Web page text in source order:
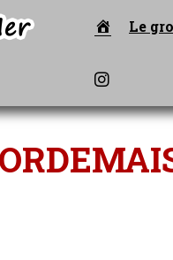
Accueil
Le